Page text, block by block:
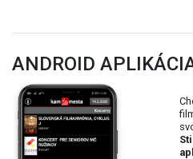
ANDROID